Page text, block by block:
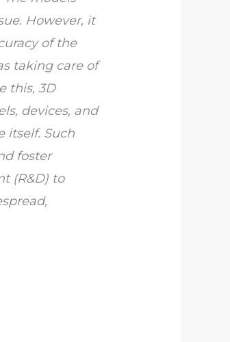
However, it
of the
taking care of
this, 3D
devices, and
itself. Such
foster
(R&D) to